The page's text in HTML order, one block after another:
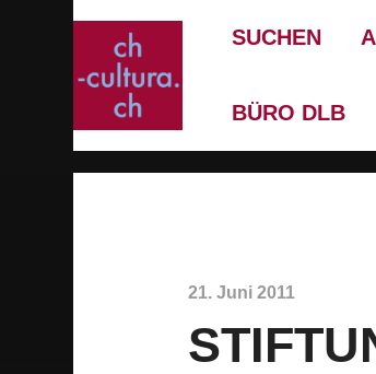
SUCHEN
BÜRO DLB
21. Juni 2011